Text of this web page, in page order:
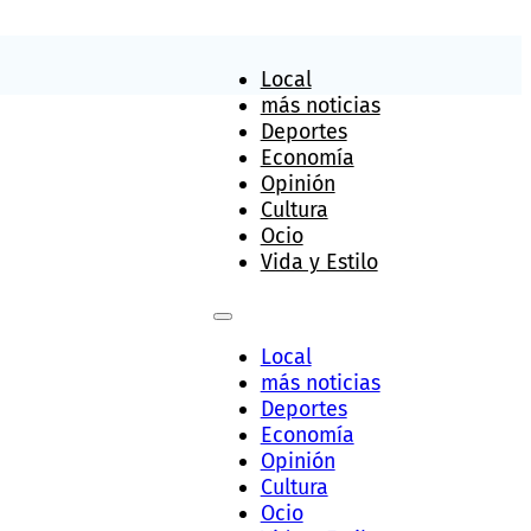
Local
más noticias
Deportes
Economía
Opinión
Cultura
Ocio
Vida y Estilo
Local
más noticias
Deportes
Economía
Opinión
Cultura
Ocio